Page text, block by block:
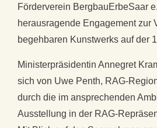
Förderverein BergbauErbeSaar
herausragende Engagement zur
begehbaren Kunstwerks auf der
Ministerpräsidentin Annegret
sich von Uwe Penth, RAG-
durch die im ansprechenden
Ausstellung in der RAG-